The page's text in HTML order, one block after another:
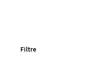
Filtre